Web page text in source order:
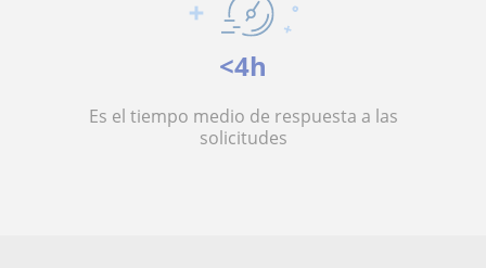
<4h
Es el tiempo medio de respuesta a las
solicitudes